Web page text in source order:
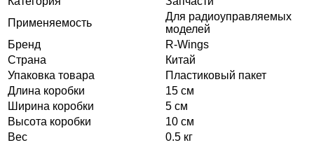
Применяемость
Для радиоуправляемых
моделей
Бренд
R-Wings
Страна
Китай
Упаковка товара
Пластиковый пакет
Длина коробки
15 см
Ширина коробки
5 см
Высота коробки
10 см
Вес
0.5 кг